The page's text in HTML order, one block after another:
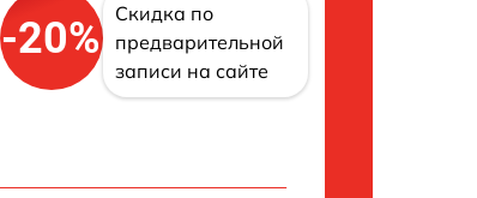
-20%
Скидка по
предварительной
записи на сайте